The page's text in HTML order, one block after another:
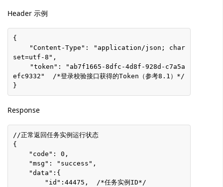
Header 示例
{
set=utf-8",
efc9332"  /*登录校验接口获得的Token（参考8.1）*/
}
Response
//正常返回任务实例运行状态
{
"code": 0,
"msg": "success",
"data":{
"id":44475,  /*任务实例ID*/